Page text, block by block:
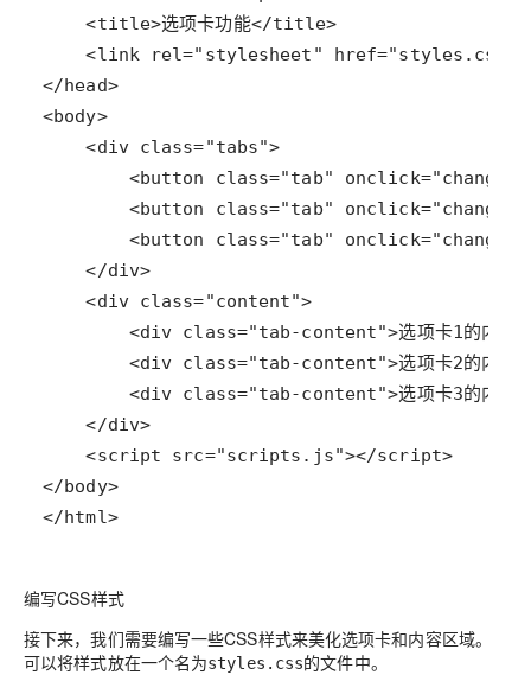
</head>
<body>
    <script src="scripts.js"></script>
</body>
</html>
编写CSS样式
接下来，我们需要编写一些CSS样式来美化选项卡和内容区域。
可以将样式放在一个名为styles.css的文件中。